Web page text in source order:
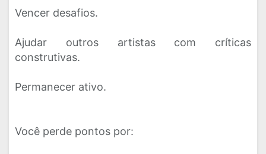
Vencer desafios.
Ajudar outros artistas com críticas
construtivas.
Permanecer ativo.
Você perde pontos por: